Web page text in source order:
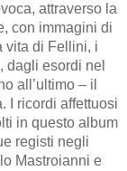
attraverso la
con immagini di
vita di Fellini, i
dagli esordi nel
all’ultimo – il
I ricordi affettuosi
in questo album
registi negli
Mastroianni e